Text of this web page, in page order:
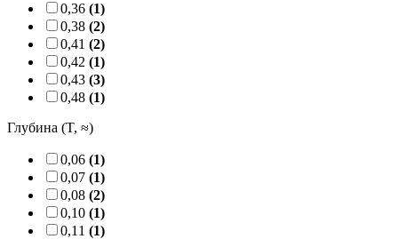
0,36 (1)
0,38 (2)
0,41 (2)
0,42 (1)
0,43 (3)
0,48 (1)
Глубина (T, ≈)
0,06 (1)
0,07 (1)
0,08 (2)
0,10 (1)
0,11 (1)